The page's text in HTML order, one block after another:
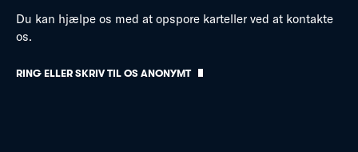
Du kan hjælpe os med at opspore karteller ved at kontakte
os.
RING ELLER SKRIV TIL OS ANONYMT